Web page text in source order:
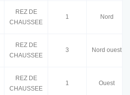
REZ DE
CHAUSSEE
1 Nord
REZ DE
CHAUSSEE
3 Nord ouest
REZ DE
CHAUSSEE
1 Ouest